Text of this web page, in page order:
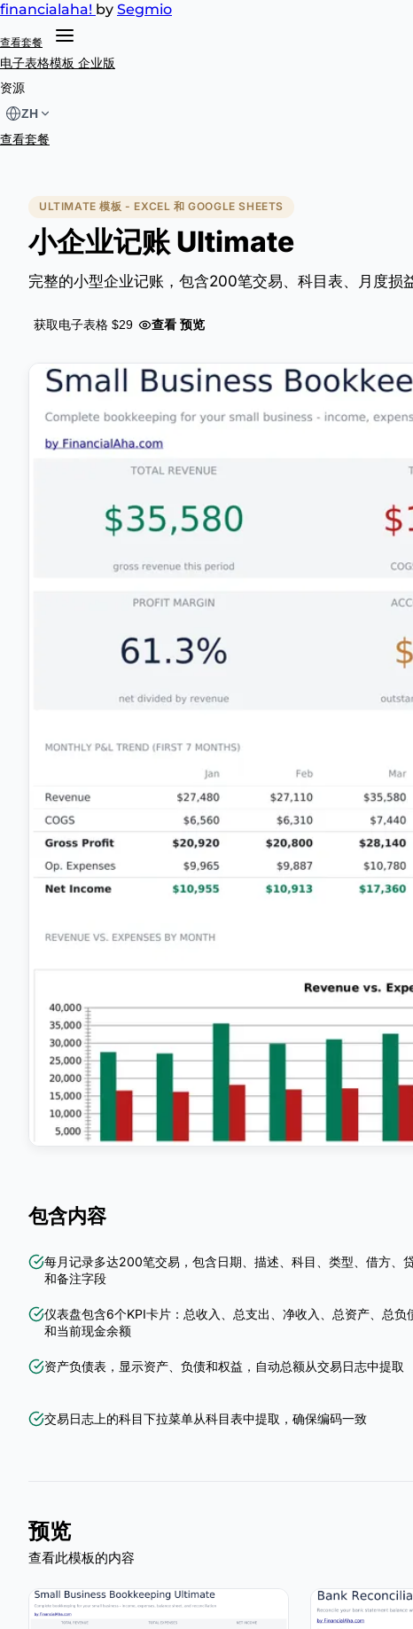
financialaha! by Segmio
查看套餐
电子表格模板 企业版
资源
ZH
查看套餐
ULTIMATE 模板 - EXCEL 和 GOOGLE SHEETS
小企业记账 Ultimate
完整的小型企业记账，包含200笔交易、科目表、月度损
获取电子表格 $29 查看 预览
包含内容
每月记录多达200笔交易，包含日期、描述、科目、类型、借方、
和备注字段
仪表盘包含6个KPI卡片：总收入、总支出、净收入、总资产、总负
和当前现金余额
资产负债表，显示资产、负债和权益，自动总额从交易日志中提取
交易日志上的科目下拉菜单从科目表中提取，确保编码一致
预览
查看此模板的内容